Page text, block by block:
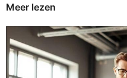
Meer lezen